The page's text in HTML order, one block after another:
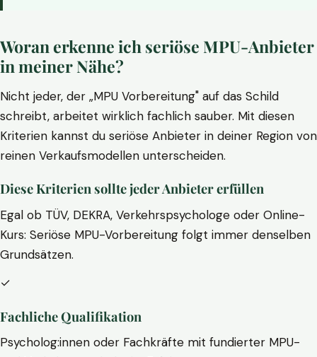
Woran erkenne ich seriöse MPU-Anbieter
in meiner Nähe?
Nicht jeder, der „MPU Vorbereitung" auf das Schild
schreibt, arbeitet wirklich fachlich sauber. Mit diesen
Kriterien kannst du seriöse Anbieter in deiner Region von
reinen Verkaufsmodellen unterscheiden.
Diese Kriterien sollte jeder Anbieter erfüllen
Egal ob TÜV, DEKRA, Verkehrspsychologe oder Online-
Kurs: Seriöse MPU-Vorbereitung folgt immer denselben
Grundsätzen.
✓
Fachliche Qualifikation
Psycholog:innen oder Fachkräfte mit fundierter MPU-